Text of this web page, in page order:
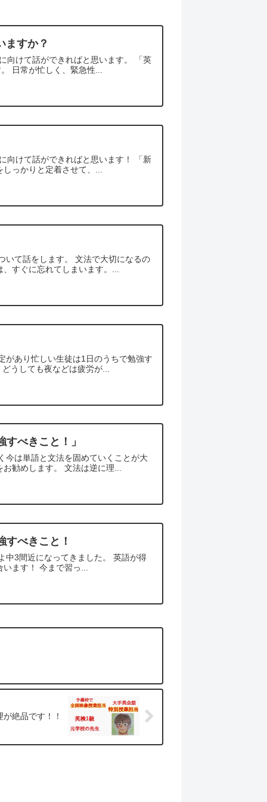
ますか？
向けて話ができればと思います。 「英
日常が忙しく、緊急性...
向けて話ができればと思います！ 「新
っかりと定着させて、...
いて話をします。 文法で大切になるの
すぐに忘れてしまいます。...
があり忙しい生徒は1日のうちで勉強す
うしても夜などは疲労が...
べきこと！」
今は単語と文法を固めていくことが大
勧めします。 文法は逆に理...
べきこと！
中3間近になってきました。 英語が得
います！ 今まで習っ...
絶品です！！